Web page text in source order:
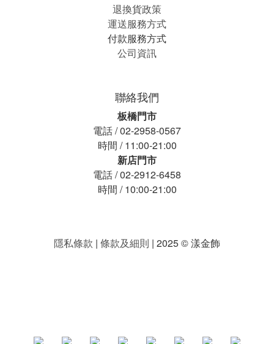
退換貨政策
運送服務方式
付款服務方式
公司資訊
聯絡我們
板橋門市
電話 / 02-2958-0567
時間 / 11:00-21:00
新店門市
電話 / 02-2912-6458
時間 / 10:00-21:00
隱私條款 | 條款及細則 | 2025 © 漾金飾